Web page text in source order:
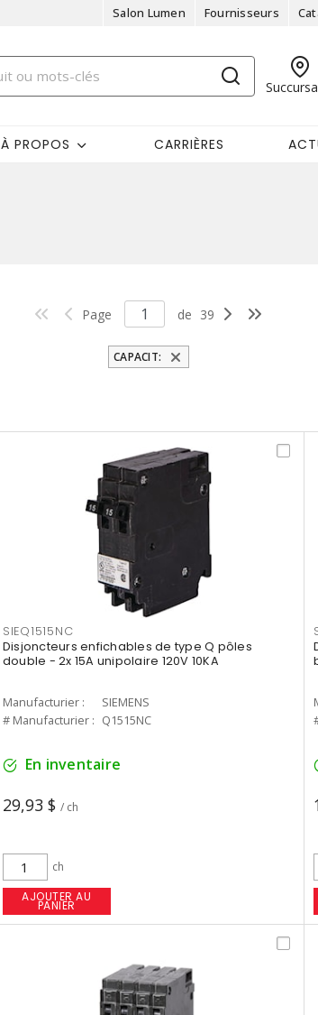
Salon Lumen Fournisseurs
À PROPOS CARRIÈRES
Page de 39
CAPACIT:
SIEQ1515NC
Disjoncteurs enfichables de type Q pôles
double - 2x 15A unipolaire 120V 10KA
Manufacturier :
SIEMENS
# Manufacturier : Q1515NC
En inventaire
29,93 $ / ch
ch
AJOUTER AU
PANIER